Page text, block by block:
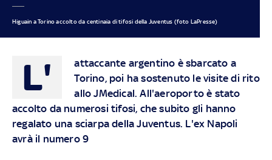
Higuain a Torino accolto da centinaia di tifosi della Juventus (foto LaPresse)
L'
attaccante argentino è sbarcato a
Torino, poi ha sostenuto le visite di rito
allo JMedical. All'aeroporto è stato
accolto da numerosi tifosi, che subito gli hanno
regalato una sciarpa della Juventus. L'ex Napoli
avrà il numero 9